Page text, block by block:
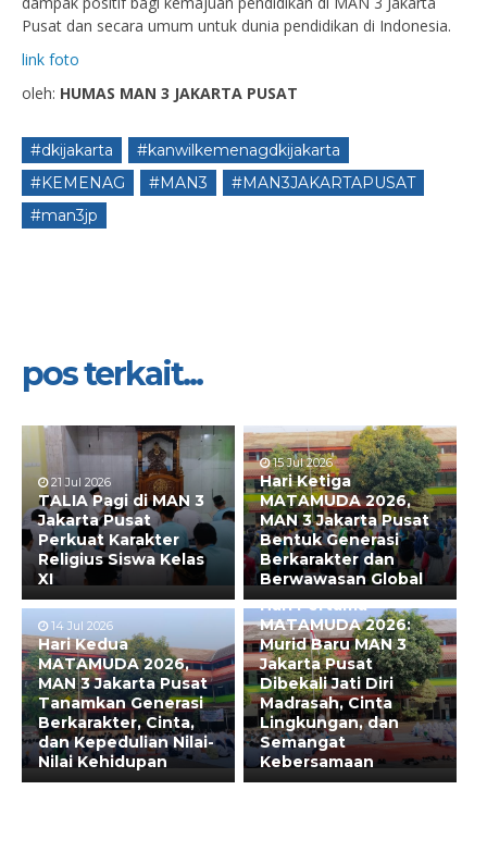
Pusat dan secara umum untuk dunia pendidikan di Indonesia.
link foto
oleh: HUMAS MAN 3 JAKARTA PUSAT
#dkijakarta
#kanwilkemenagdkijakarta
#KEMENAG
#MAN3
#MAN3JAKARTAPUSAT
#man3jp
pos terkait...
21 Jul 2026
TALIA Pagi di MAN 3
Jakarta Pusat
Perkuat Karakter
Religius Siswa Kelas
XI
15 Jul 2026
Hari Ketiga
MATAMUDA 2026,
MAN 3 Jakarta Pusat
Bentuk Generasi
Berkarakter dan
Berwawasan Global
14 Jul 2026
Hari Kedua
MATAMUDA 2026,
MAN 3 Jakarta Pusat
Tanamkan Generasi
Berkarakter, Cinta,
dan Kepedulian Nilai-
Nilai Kehidupan
13 Jul 2026
Hari Pertama
MATAMUDA 2026:
Murid Baru MAN 3
Jakarta Pusat
Dibekali Jati Diri
Madrasah, Cinta
Lingkungan, dan
Semangat
Kebersamaan